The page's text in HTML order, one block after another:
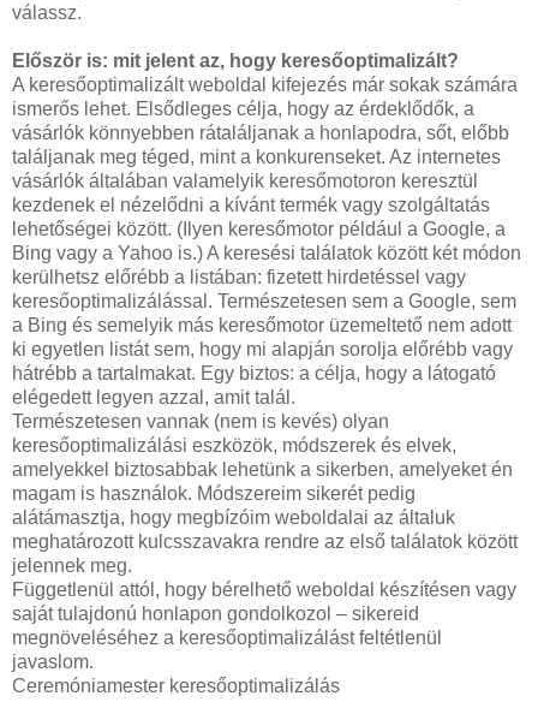
válassz.
Először is: mit jelent az, hogy keresőoptimalizált?
A keresőoptimalizált weboldal kifejezés már sokak számára
ismerős lehet. Elsődleges célja, hogy az érdeklődők, a
vásárlók könnyebben rátaláljanak a honlapodra, sőt, előbb
találjanak meg téged, mint a konkurenseket. Az internetes
vásárlók általában valamelyik keresőmotoron keresztül
kezdenek el nézelődni a kívánt termék vagy szolgáltatás
lehetőségei között. (Ilyen keresőmotor például a Google, a
Bing vagy a Yahoo is.) A keresési találatok között két módon
kerülhetsz előrébb a listában: fizetett hirdetéssel vagy
keresőoptimalizálással. Természetesen sem a Google, sem
a Bing és semelyik más keresőmotor üzemeltető nem adott
ki egyetlen listát sem, hogy mi alapján sorolja előrébb vagy
hátrébb a tartalmakat. Egy biztos: a célja, hogy a látogató
elégedett legyen azzal, amit talál.
Természetesen vannak (nem is kevés) olyan
keresőoptimalizálási eszközök, módszerek és elvek,
amelyekkel biztosabbak lehetünk a sikerben, amelyeket én
magam is használok. Módszereim sikerét pedig
alátámasztja, hogy megbízóim weboldalai az általuk
meghatározott kulcsszavakra rendre az első találatok között
jelennek meg.
Függetlenül attól, hogy bérelhető weboldal készítésen vagy
saját tulajdonú honlapon gondolkozol – sikereid
megnöveléséhez a keresőoptimalizálást feltétlenül
javaslom.
Ceremóniamester keresőoptimalizálás